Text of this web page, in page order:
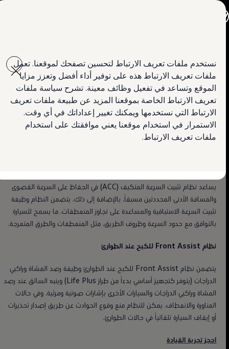
نستخدم ملفات تعريف الارتباط لتحسين تصفحك لموقعنا. تعمل
ملفات تعريف الارتباط هذه على توفير أداء أفضل وتعزز مزايا
الموقع وتساعد في تفعيل وظائف معينة. تشرح سياسة ملفات
تعريف الارتباط الخاصة بموقعنا المزيد عن طبيعة ملفات تعريف
الارتباط التي نستخدمها ويمكنك تغيير إعداداتك في أي وقت.
الاستمرار في استخدام موقعنا يعني موافقتك على استخدام
ملفات تعريف الارتباط.
main
content
footer
تيرامونت
طوارق
أماروك
كرافتر
العروض
السيارات المستعملة
لمالكي وأصحاب السيارة
ابحث عن وكيل Volkswagen
ﺗﻘﻧﯾﺎت ﻣﺳﺗوﺣﺎة ﻣﻧك
استكشاف الميزات
احجز تجربة القيادة
نظام تثبيت السرعة المتكيف ACC ونظام Front Assist
للكبح عند الطوارئ
الحفاظ على المسافة مع
السيارات الأخرى في الأمام. الالتزام
يساعد نظام تثبيت السرعة المتكيف (ACC) في الحفاظ على السرعة القصوى
والمسافة الأدنى المحددتين مسبقاً. بالإضافة إلى ذلك، يتضمن النظام وظيفة
تثبيت السرعة الاستباقية والمساعدة على تجاوز المنعطفات، ما يسمح للسيارة
بالتوافق مع حدود السرعة وظروف الطريق، مثل المنعطفات والطرق المتعرجة.
نظام Front Assist للكبح عند الطوارئ
يتضمن نظام Front Assist للكبح عند الطوارئ وظيفة رصد المشاة وراكبي
الدراجات (يتوفر كتجهيز أساسي بدءاً من طراز Life Plus) وينبه السائق عند رصد
المشاة وراكبي الدراجات والسيارات الأخرى بإشارات صوتية ومرئية. وفي حالات
المناورة والانعطاف، يمكن للنظام منع وقوع الحوادث عن طريق إصدار تحذيرات
أو إيقاف السيارة تلقائياً في حالات الطوارئ.
احجز تجربة القيادة